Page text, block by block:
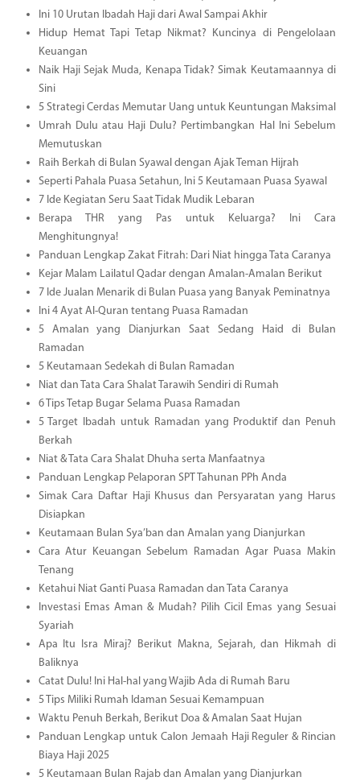
Ini 10 Urutan Ibadah Haji dari Awal Sampai Akhir
Hidup Hemat Tapi Tetap Nikmat? Kuncinya di Pengelolaan
Keuangan
Naik Haji Sejak Muda, Kenapa Tidak? Simak Keutamaannya di
Sini
5 Strategi Cerdas Memutar Uang untuk Keuntungan Maksimal
Umrah Dulu atau Haji Dulu? Pertimbangkan Hal Ini Sebelum
Memutuskan
Raih Berkah di Bulan Syawal dengan Ajak Teman Hijrah
Seperti Pahala Puasa Setahun, Ini 5 Keutamaan Puasa Syawal
7 Ide Kegiatan Seru Saat Tidak Mudik Lebaran
Berapa THR yang Pas untuk Keluarga? Ini Cara
Menghitungnya!
Panduan Lengkap Zakat Fitrah: Dari Niat hingga Tata Caranya
Kejar Malam Lailatul Qadar dengan Amalan-Amalan Berikut
7 Ide Jualan Menarik di Bulan Puasa yang Banyak Peminatnya
Ini 4 Ayat Al-Quran tentang Puasa Ramadan
5 Amalan yang Dianjurkan Saat Sedang Haid di Bulan
Ramadan
5 Keutamaan Sedekah di Bulan Ramadan
Niat dan Tata Cara Shalat Tarawih Sendiri di Rumah
6 Tips Tetap Bugar Selama Puasa Ramadan
5 Target Ibadah untuk Ramadan yang Produktif dan Penuh
Berkah
Niat & Tata Cara Shalat Dhuha serta Manfaatnya
Panduan Lengkap Pelaporan SPT Tahunan PPh Anda
Simak Cara Daftar Haji Khusus dan Persyaratan yang Harus
Disiapkan
Keutamaan Bulan Sya’ban dan Amalan yang Dianjurkan
Cara Atur Keuangan Sebelum Ramadan Agar Puasa Makin
Tenang
Ketahui Niat Ganti Puasa Ramadan dan Tata Caranya
Investasi Emas Aman & Mudah? Pilih Cicil Emas yang Sesuai
Syariah
Apa Itu Isra Miraj? Berikut Makna, Sejarah, dan Hikmah di
Baliknya
Catat Dulu! Ini Hal-hal yang Wajib Ada di Rumah Baru
5 Tips Miliki Rumah Idaman Sesuai Kemampuan
Waktu Penuh Berkah, Berikut Doa & Amalan Saat Hujan
Panduan Lengkap untuk Calon Jemaah Haji Reguler & Rincian
Biaya Haji 2025
5 Keutamaan Bulan Rajab dan Amalan yang Dianjurkan